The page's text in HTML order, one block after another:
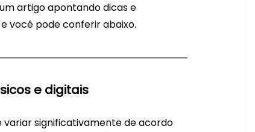
artigo apontando dicas e
você pode conferir abaixo.
e digitais
significativamente de acordo